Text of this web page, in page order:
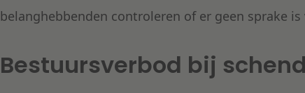
belanghebbenden controleren of er geen sprake
Bestuursverbod bij